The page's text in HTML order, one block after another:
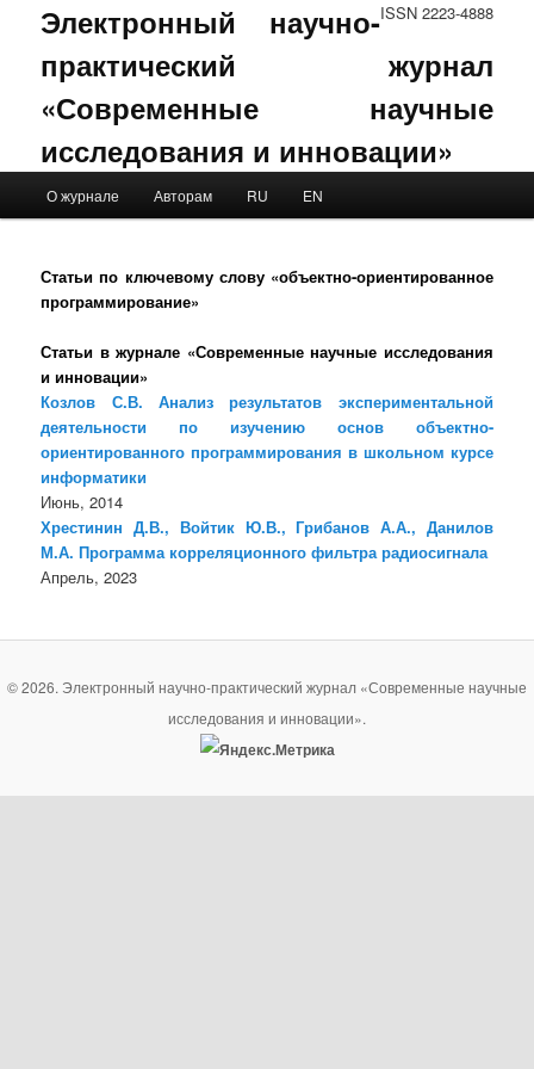
ISSN 2223-4888
Электронный научно-
практический журнал
«Современные научные
исследования и инновации»
Skip to primary content
Skip to secondary content
О журнале Авторам RU EN
Статьи по ключевому слову «объектно-ориентированное
программирование»
Статьи в журнале «Современные научные исследования
и инновации»
Козлов С.В. Анализ результатов экспериментальной
деятельности по изучению основ объектно-
ориентированного программирования в школьном курсе
информатики
Июнь, 2014
Хрестинин Д.В., Войтик Ю.В., Грибанов А.А., Данилов
М.А. Программа корреляционного фильтра радиосигнала
Апрель, 2023
© 2026. Электронный научно-практический журнал «Современные научные
исследования и инновации».